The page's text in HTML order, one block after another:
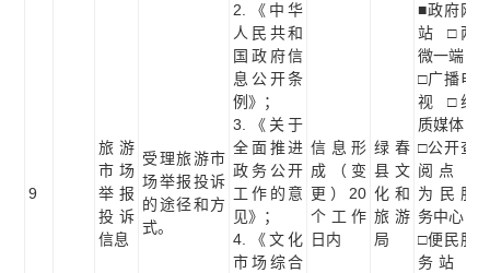
9
旅游
市场
举报
投诉
信息
受理旅游市
场举报投诉
的途径和方
式。
2.《中华
人民共和
国政府信
息公开条
例》；
3.《关于
全面推进
政务公开
工作的意
见》；
4.《文化
市场综合
信息形
成（变
更）20
个工作
日内
绿春
县文
化和
旅游
局
■政府网
站 □两
微一端
□广播电
视 □纸
质媒体
□公开查
阅点 □
为民服
务中心
□便民服
务站 □